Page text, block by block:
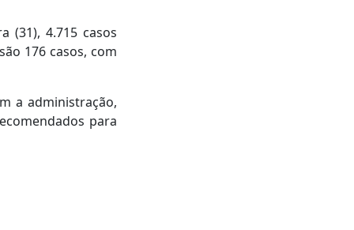
(31), 4.715 casos
176 casos, com
a administração,
para